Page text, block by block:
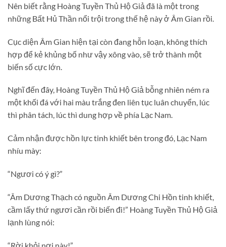
Nên biết rằng Hoàng Tuyền Thủ Hộ Giả đã là một trong
những Bất Hủ Thần nổi trội trong thế hệ này ở Âm Gian rồi.
Cục diện Âm Gian hiện tại còn đang hỗn loạn, không thích
hợp để kẻ khủng bố như vậy xông vào, sẽ trở thành một
biến số cực lớn.
Nghĩ đến đây, Hoàng Tuyền Thủ Hộ Giả bỗng nhiên ném ra
một khối đá với hai màu trắng đen liên tục luân chuyển, lúc
thì phân tách, lúc thì dung hợp về phía Lạc Nam.
Cảm nhận được hồn lực tinh khiết bên trong đó, Lạc Nam
nhíu mày:
“Ngươi có ý gì?”
“Âm Dương Thạch có nguồn Âm Dương Chi Hồn tinh khiết,
cầm lấy thứ ngươi cần rồi biến đi!” Hoàng Tuyền Thủ Hộ Giả
lạnh lùng nói:
“Rời khỏi nơi này!”